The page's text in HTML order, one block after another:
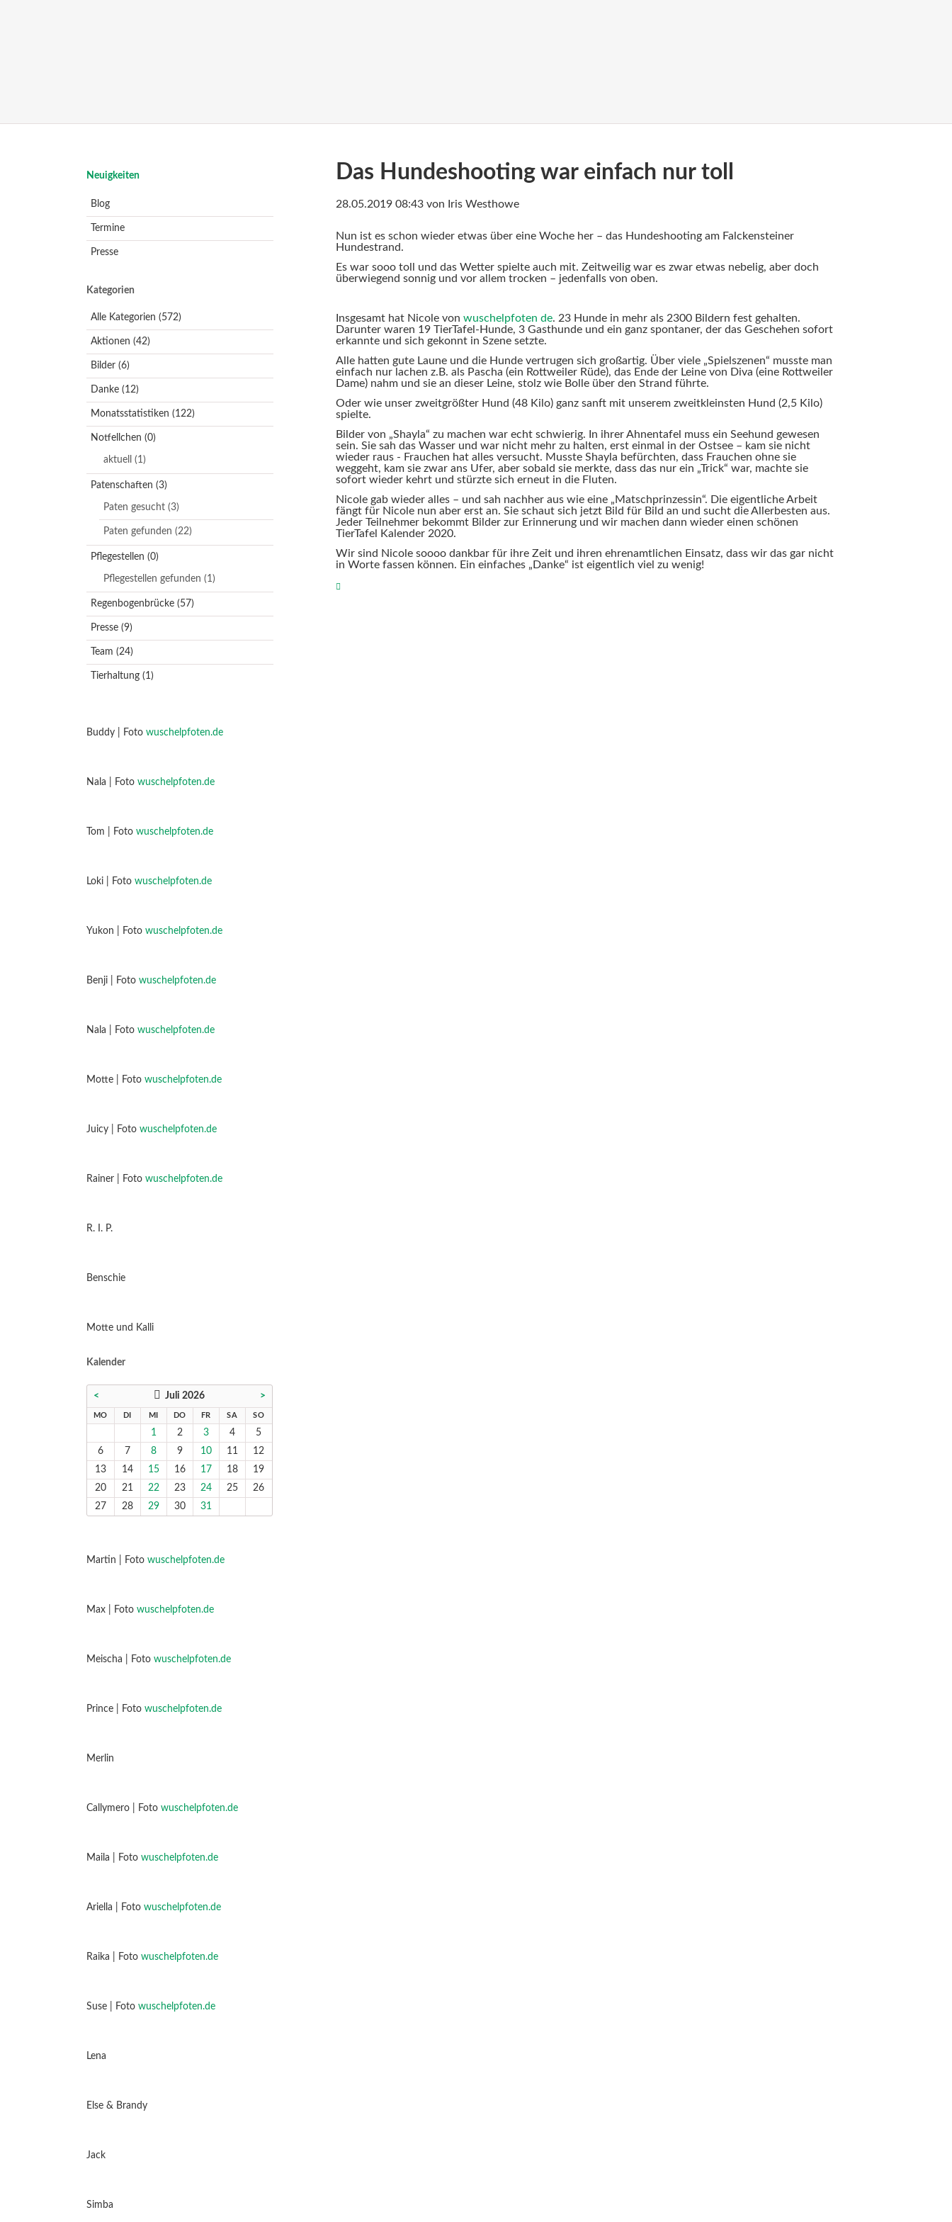
Das Hundeshooting war einfach nur toll
28.05.2019 08:43 von Iris Westhowe
Nun ist es schon wieder etwas über eine Woche her – das Hundeshooting am Falckensteiner
Hundestrand.
Es war sooo toll und das Wetter spielte auch mit. Zeitweilig war es zwar etwas nebelig, aber doch
überwiegend sonnig und vor allem trocken – jedenfalls von oben.
Insgesamt hat Nicole von wuschelpfoten de. 23 Hunde in mehr als 2300 Bildern fest gehalten.
Darunter waren 19 TierTafel-Hunde, 3 Gasthunde und ein ganz spontaner, der das Geschehen sofort
erkannte und sich gekonnt in Szene setzte.
Alle hatten gute Laune und die Hunde vertrugen sich großartig. Über viele „Spielszenen“ musste man
einfach nur lachen z.B. als Pascha (ein Rottweiler Rüde), das Ende der Leine von Diva (eine Rottweiler
Dame) nahm und sie an dieser Leine, stolz wie Bolle über den Strand führte.
Oder wie unser zweitgrößter Hund (48 Kilo) ganz sanft mit unserem zweitkleinsten Hund (2,5 Kilo)
spielte.
Bilder von „Shayla“ zu machen war echt schwierig. In ihrer Ahnentafel muss ein Seehund gewesen
sein. Sie sah das Wasser und war nicht mehr zu halten, erst einmal in der Ostsee – kam sie nicht
wieder raus - Frauchen hat alles versucht. Musste Shayla befürchten, dass Frauchen ohne sie
weggeht, kam sie zwar ans Ufer, aber sobald sie merkte, dass das nur ein „Trick“ war, machte sie
sofort wieder kehrt und stürzte sich erneut in die Fluten.
Nicole gab wieder alles – und sah nachher aus wie eine „Matschprinzessin“. Die eigentliche Arbeit
fängt für Nicole nun aber erst an. Sie schaut sich jetzt Bild für Bild an und sucht die Allerbesten aus.
Jeder Teilnehmer bekommt Bilder zur Erinnerung und wir machen dann wieder einen schönen
TierTafel Kalender 2020.
Wir sind Nicole soooo dankbar für ihre Zeit und ihren ehrenamtlichen Einsatz, dass wir das gar nicht
in Worte fassen können. Ein einfaches „Danke“ ist eigentlich viel zu wenig!
Navigation
Neuigkeiten
Blog
Termine
Presse
Kategorien
Alle Kategorien (572)
Aktionen (42)
Bilder (6)
Danke (12)
Monatsstatistiken (122)
Notfellchen (0)
aktuell (1)
Patenschaften (3)
Paten gesucht (3)
Paten gefunden (22)
Pflegestellen (0)
Pflegestellen gefunden (1)
Regenbogenbrücke (57)
Presse (9)
Team (24)
Tierhaltung (1)
Buddy | Foto wuschelpfoten.de
Nala | Foto wuschelpfoten.de
Tom | Foto wuschelpfoten.de
Loki | Foto wuschelpfoten.de
Yukon | Foto wuschelpfoten.de
Benji | Foto wuschelpfoten.de
Nala | Foto wuschelpfoten.de
Motte | Foto wuschelpfoten.de
Juicy | Foto wuschelpfoten.de
Rainer | Foto wuschelpfoten.de
R. I. P.
Benschie
Motte und Kalli
Kalender
< Juli 2026 >
MO NTAGDI ENSTAG
MI TTWOCH
DO NNERSTAG
FR EITAG
SA MSTAG
SONNTAG
1 2 3 4
5
6
7 8 9 10 11
12
13
14 15 16 17 18
19
20
21 22 23 24 25
26
27
28 29 30 31
Martin | Foto wuschelpfoten.de
Max | Foto wuschelpfoten.de
Meischa | Foto wuschelpfoten.de
Prince | Foto wuschelpfoten.de
Merlin
Callymero | Foto wuschelpfoten.de
Maila | Foto wuschelpfoten.de
Ariella | Foto wuschelpfoten.de
Raika | Foto wuschelpfoten.de
Suse | Foto wuschelpfoten.de
Lena
Else & Brandy
Jack
Simba